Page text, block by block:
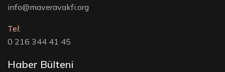
info@maveravakfi.org
Tel:
0 216 344 41 45
Haber Bülteni